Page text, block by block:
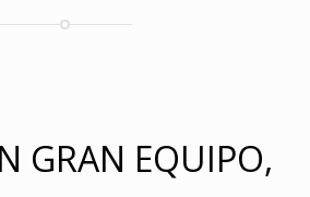
GRAN EQUIPO,